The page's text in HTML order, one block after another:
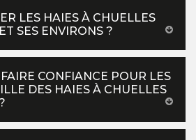
LES HAIES À CHUELLES
SES ENVIRONS ?
CONFIANCE POUR LES
DES HAIES À CHUELLES